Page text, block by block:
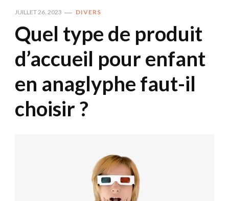
JUILLET 26, 2023 DIVERS
Quel type de produit
d’accueil pour enfant
en anaglyphe faut-il
choisir ?